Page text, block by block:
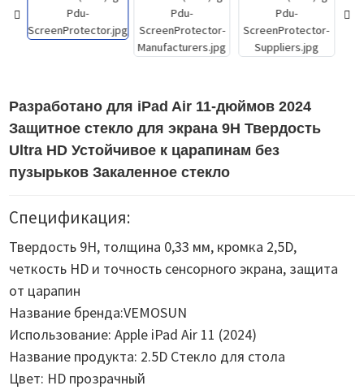
Разработано для iPad Air 11-дюймов 2024
Защитное стекло для экрана 9H Твердость
Ultra HD Устойчивое к царапинам без
пузырьков Закаленное стекло
Спецификация:
Твердость 9H, толщина 0,33 мм, кромка 2,5D,
четкость HD и точность сенсорного экрана, защита
от царапин
Название бренда:VEMOSUN
Использование: Apple iPad Air 11 (2024)
Название продукта: 2.5D Стекло для стола
Цвет: HD прозрачный